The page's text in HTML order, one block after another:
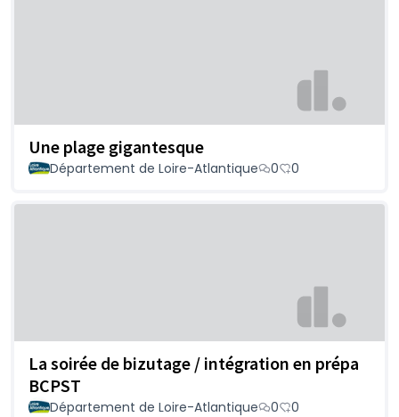
Une plage gigantesque
Département de Loire-Atlantique 0 0
La soirée de bizutage / intégration en prépa
BCPST
Département de Loire-Atlantique 0 0